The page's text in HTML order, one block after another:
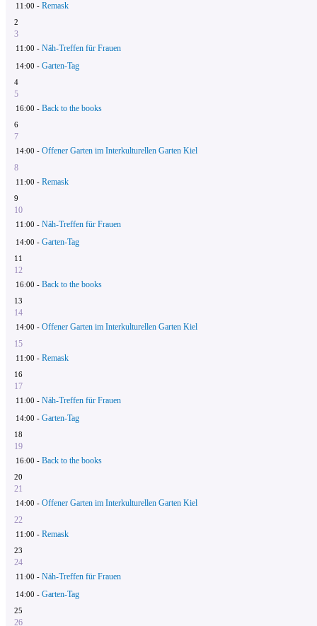
11:00 - Remask
2
3
11:00 - Näh-Treffen für Frauen
14:00 - Garten-Tag
4
5
16:00 - Back to the books
6
7
14:00 - Offener Garten im Interkulturellen Garten Kiel
8
11:00 - Remask
9
10
11:00 - Näh-Treffen für Frauen
14:00 - Garten-Tag
11
12
16:00 - Back to the books
13
14
14:00 - Offener Garten im Interkulturellen Garten Kiel
15
11:00 - Remask
16
17
11:00 - Näh-Treffen für Frauen
14:00 - Garten-Tag
18
19
16:00 - Back to the books
20
21
14:00 - Offener Garten im Interkulturellen Garten Kiel
22
11:00 - Remask
23
24
11:00 - Näh-Treffen für Frauen
14:00 - Garten-Tag
25
26